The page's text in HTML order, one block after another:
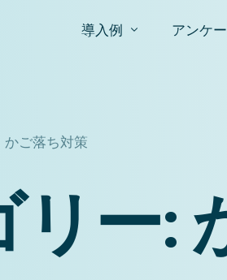
導入例
市場調査ツール
アンケ
かご落ち対策
リー: